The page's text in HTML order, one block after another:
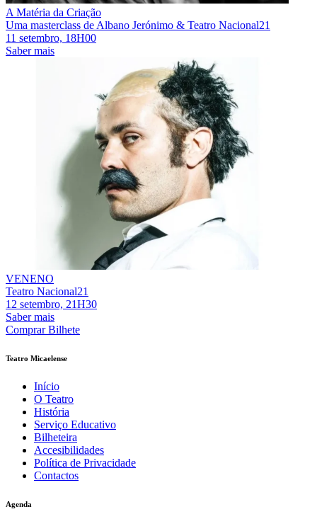
A Matéria da Criação
Uma masterclass de Albano Jerónimo & Teatro Nacional21
11 setembro, 18H00
Saber mais
VENENO
Teatro Nacional21
12 setembro, 21H30
Saber mais
Comprar Bilhete
Teatro Micaelense
Início
O Teatro
História
Serviço Educativo
Bilheteira
Accesibilidades
Política de Privacidade
Contactos
Agenda